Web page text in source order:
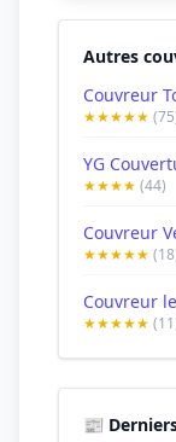
Autres
★★★★★
YG
★★★★ (44)
Couvreur
★★★★★
★★★★★
📰